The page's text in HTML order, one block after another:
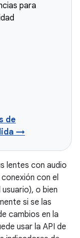
para
de
→
lentes con audio
con el
o bien
si se las
cambios en la
usar la API de